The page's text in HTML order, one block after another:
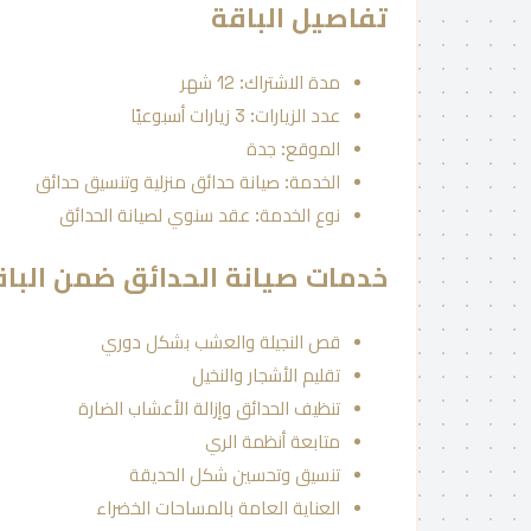
تفاصيل الباقة
مدة الاشتراك: 12 شهر
عدد الزيارات: 3 زيارات أسبوعيًا
الموقع: جدة
الخدمة: صيانة حدائق منزلية وتنسيق حدائق
نوع الخدمة: عقد سنوي لصيانة الحدائق
خدمات صيانة الحدائق ضمن
قص النجيلة والعشب بشكل دوري
تقليم الأشجار والنخيل
تنظيف الحدائق وإزالة الأعشاب الضارة
متابعة أنظمة الري
تنسيق وتحسين شكل الحديقة
العناية العامة بالمساحات الخضراء